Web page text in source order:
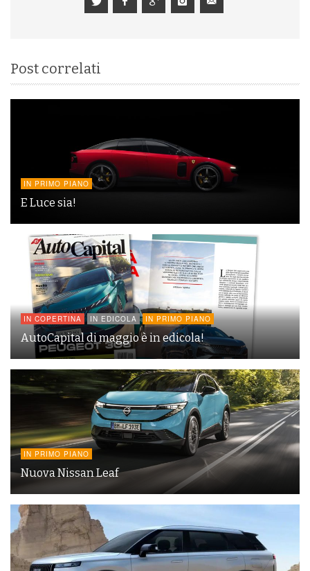
Post correlati
IN PRIMO PIANO
E Luce sia!
IN COPERTINA IN EDICOLA IN PRIMO PIANO
AutoCapital di maggio è in edicola!
IN PRIMO PIANO
Nuova Nissan Leaf